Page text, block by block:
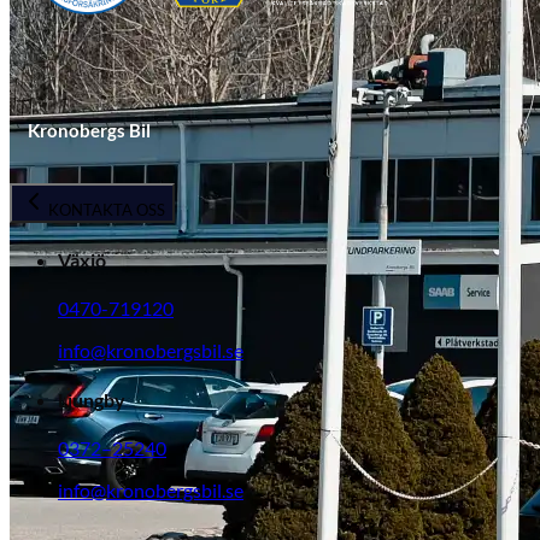
Kronobergs Bil
KONTAKTA OSS
Växjö
0470-719120
info@kronobergsbil.se
Ljungby
0372–25240
info@kronobergsbil.se